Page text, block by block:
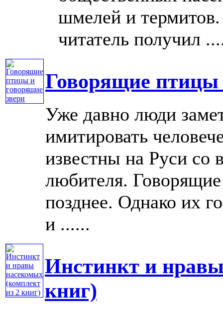
шмелей и
читатель получил
Говорящие птицы
Уже давно люди
имитировать
известны на Руси со
любителя.
позднее. Однако их
и ......
Инстинкт и
книг)